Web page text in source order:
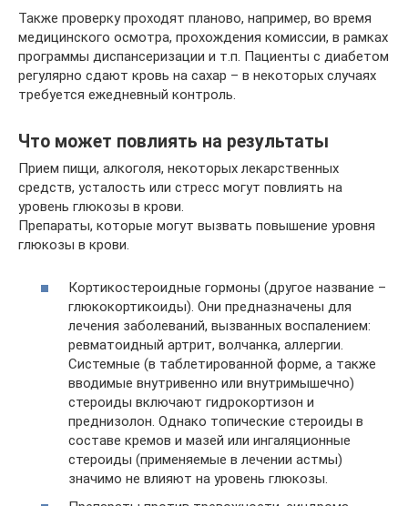
Также проверку проходят планово, например, во время
медицинского осмотра, прохождения комиссии, в рамках
программы диспансеризации и т.п. Пациенты с диабетом
регулярно сдают кровь на сахар – в некоторых случаях
требуется ежедневный контроль.
Что может повлиять на результаты
Прием пищи, алкоголя, некоторых лекарственных
средств, усталость или стресс могут повлиять на
уровень глюкозы в крови.
Препараты, которые могут вызвать повышение уровня
глюкозы в крови.
Кортикостероидные гормоны (другое название –
глюкокортикоиды). Они предназначены для
лечения заболеваний, вызванных воспалением:
ревматоидный артрит, волчанка, аллергии.
Системные (в таблетированной форме, а также
вводимые внутривенно или внутримышечно)
стероиды включают гидрокортизон и
преднизолон. Однако топические стероиды в
составе кремов и мазей или ингаляционные
стероиды (применяемые в лечении астмы)
значимо не влияют на уровень глюкозы.